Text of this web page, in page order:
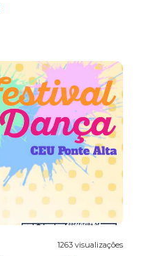
1263 visualizações